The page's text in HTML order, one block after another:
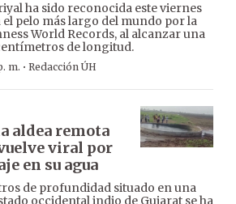
ha sido reconocida este viernes
pelo más largo del mundo por la
World Records, al alcanzar una
de longitud.
m. · Redacción ÚH
aldea remota
viral por
en su agua
de profundidad situado en una
occidental indio de Gujarat se ha